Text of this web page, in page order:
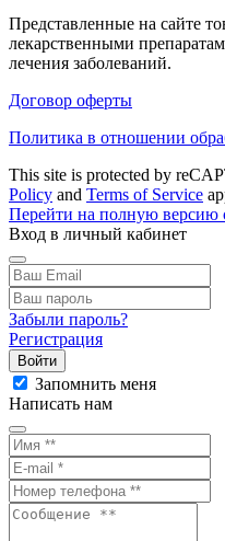
Представленные на сайте
лекарственными
лечения заболеваний.
Договор оферты
Политика в отношении
This site is protected by
Policy and Terms of Service
Перейти на полную версию
Вход в личный кабинет
Забыли пароль?
Регистрация
Войти
Запомнить меня
Написать нам